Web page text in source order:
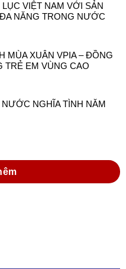
VIỆT NAM VỚI SẢN
NĂNG TRONG NƯỚC
MÙA XUÂN VPIA – ĐỒNG
TRẺ EM VÙNG CAO
NƯỚC NGHĨA TÌNH NĂM